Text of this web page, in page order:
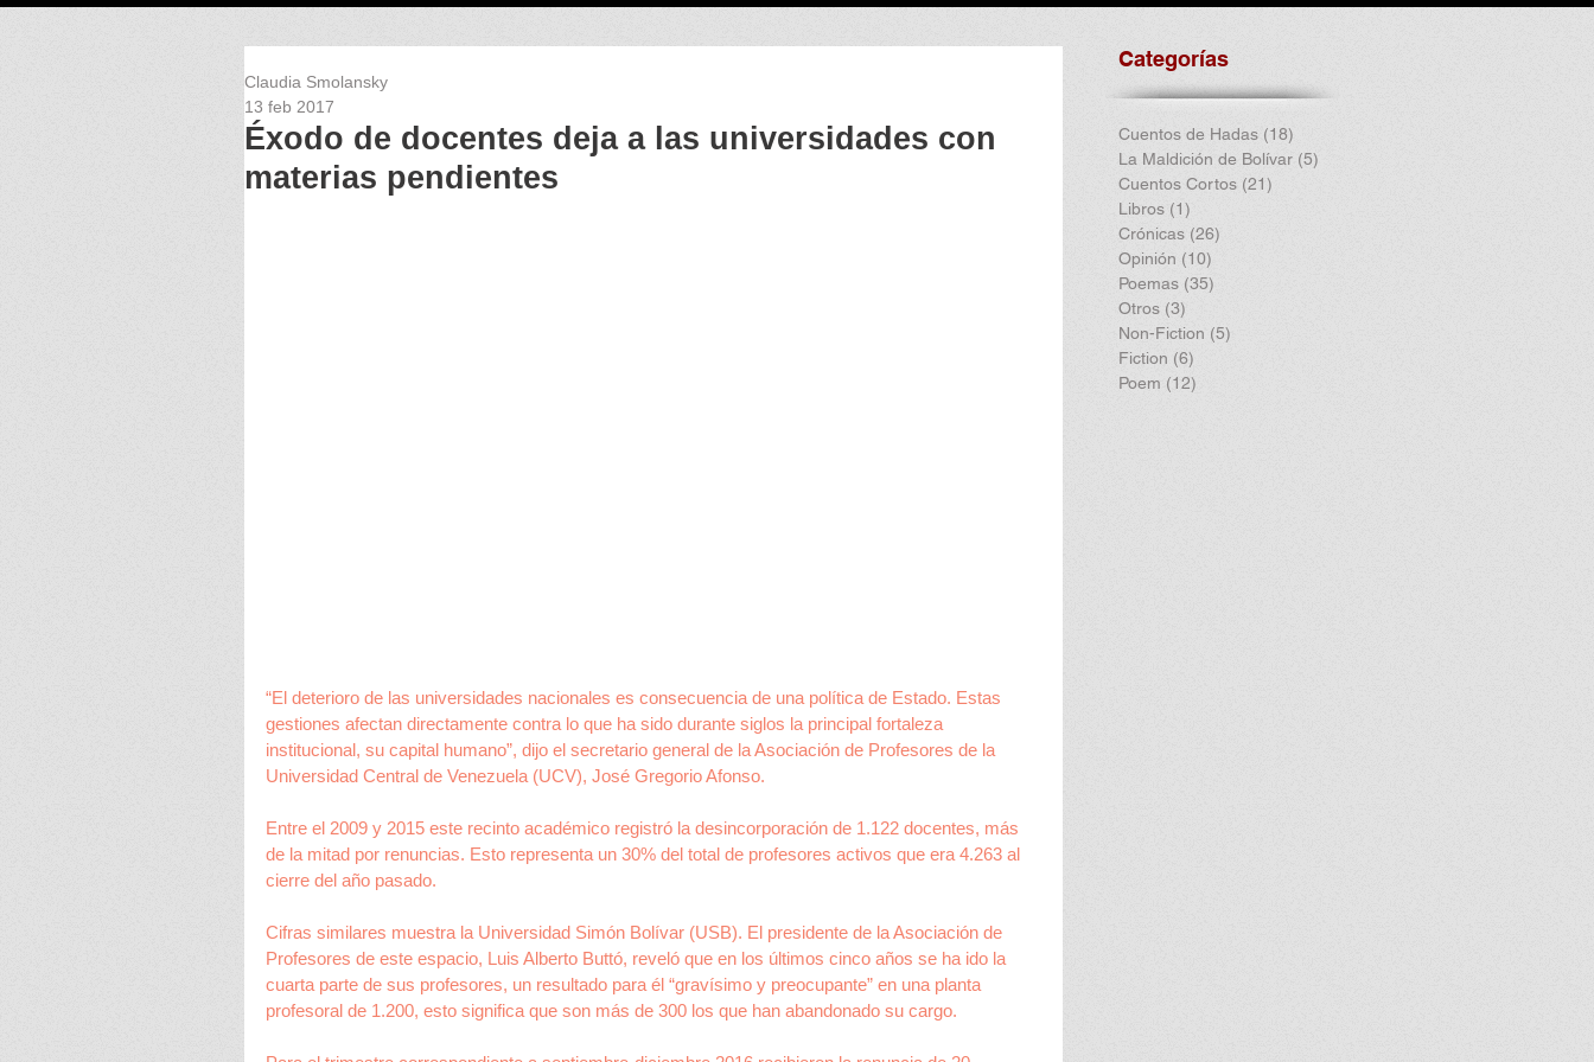
Éxodo de docentes deja a las universidades con
materias pendientes
Claudia Smolansky
13 feb 2017
“El deterioro de las universidades nacionales es consecuencia de una política de Estado. Estas
gestiones afectan directamente contra lo que ha sido durante siglos la principal fortaleza
institucional, su capital humano”, dijo el secretario general de la Asociación de Profesores de la
Universidad Central de Venezuela (UCV), José Gregorio Afonso.
Entre el 2009 y 2015 este recinto académico registró la desincorporación de 1.122 docentes, más
de la mitad por renuncias. Esto representa un 30% del total de profesores activos que era 4.263 al
cierre del año pasado.
Cifras similares muestra la Universidad Simón Bolívar (USB). El presidente de la Asociación de
Profesores de este espacio, Luis Alberto Buttó, reveló que en los últimos cinco años se ha ido la
cuarta parte de sus profesores, un resultado para él “gravísimo y preocupante” en una planta
profesoral de 1.200, esto significa que son más de 300 los que han abandonado su cargo.
Categorías
Cuentos de Hadas (18)
La Maldición de Bolívar (5)
Cuentos Cortos (21)
Libros (1)
Crónicas (26)
Opinión (10)
Poemas (35)
Otros (3)
Non-Fiction (5)
Fiction (6)
Poem (12)